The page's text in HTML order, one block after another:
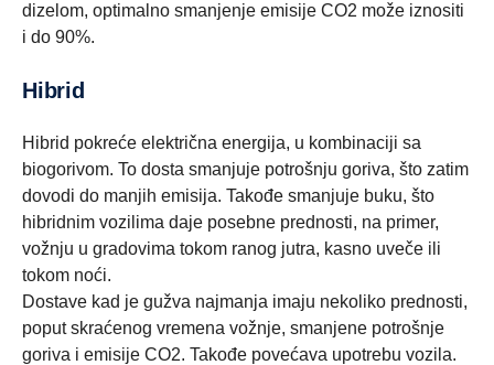
dizelom, optimalno smanjenje emisije CO2 može iznositi
i do 90%.
Hibrid
Hibrid pokreće električna energija, u kombinaciji sa
biogorivom. To dosta smanjuje potrošnju goriva, što zatim
dovodi do manjih emisija. Takođe smanjuje buku, što
hibridnim vozilima daje posebne prednosti, na primer,
vožnju u gradovima tokom ranog jutra, kasno uveče ili
tokom noći.
Dostave kad je gužva najmanja imaju nekoliko prednosti,
poput skraćenog vremena vožnje, smanjene potrošnje
goriva i emisije CO2. Takođe povećava upotrebu vozila.